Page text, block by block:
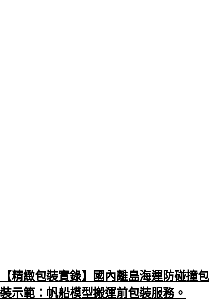
【精緻包裝實錄】國內離島海運防碰撞包
裝示範：帆船模型搬運前包裝服務。